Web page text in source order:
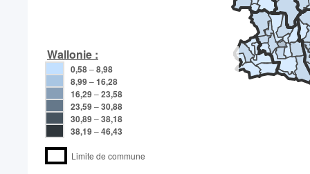
Wallonie :
0,58–8,98
8,99–16,28
16,29–23,58
23,59–30,88
30,89–38,18
38,19–46,43
Limite de commune